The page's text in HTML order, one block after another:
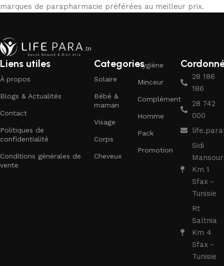
marques de parapharmacie préférées au meilleur prix.
Liens utiles
À propos
Blogs & Actualités
Contact
Politiques de
confidentialité
Conditions générales de
vente
Categories
Solaire
Bébé &
maman
Visage
Corps
Cheveux
Hygiène
Minceur
Complément
Homme
Pack
Promotion
28 186
186
28 742
000
Sidi
Mansour
Km 1
Sfax -
Tunisie
Rt
Saltnia
Km 4
Sfax -
Tunisie